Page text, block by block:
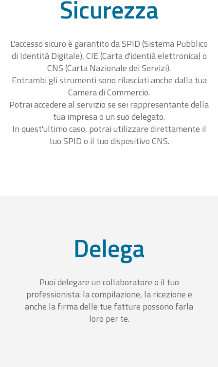
Sicurezza
L'accesso sicuro è garantito da SPID (Sistema Pubblico
di Identità Digitale), CIE (Carta d'identià elettronica) o
CNS (Carta Nazionale dei Servizi).
Entrambi gli strumenti sono rilasciati anche dalla tua
Camera di Commercio.
Potrai accedere al servizio se sei rappresentante della
tua impresa o un suo delegato.
In quest'ultimo caso, potrai utilizzare direttamente il
tuo SPID o il tuo dispositivo CNS.
Delega
Puoi delegare un collaboratore o il tuo
professionista: la compilazione, la ricezione e
anche la firma delle tue fatture possono farla
loro per te.